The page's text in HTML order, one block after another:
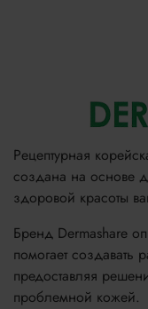
Рецептурная
создана на основе
здоровой красоты
Бренд Dermashare
помогает
предоставляя
проблемной кожей.